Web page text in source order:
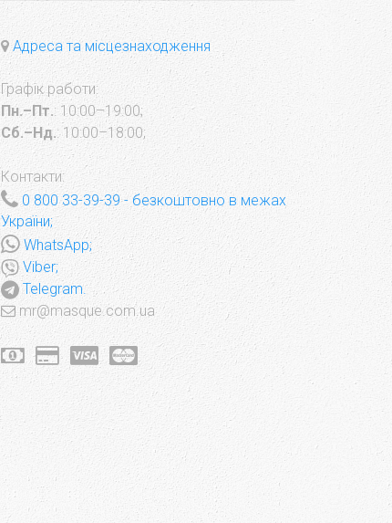
Адреса та місцезнаходження
Графік работи:
Пн.–Пт.: 10:00–19:00;
Сб.–Нд.: 10:00–18:00;
Контакти:
0 800 33-39-39- безкоштовно в межах
України;
WhatsApp;
Viber;
Telegram.
mr@masque.com.ua